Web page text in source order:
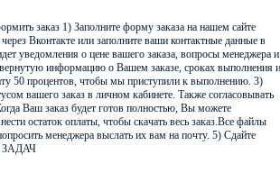
заказ 1) Заполните форму заказа на нашем сайте
Вконтакте или заполните ваши контактные данные в
уведомления о цене вашего заказа, вопросы менеджера и
информацию о Вашем заказе, сроках выполнения и
50 процентов, чтобы мы приступили к выполнению. 3)
вашего заказ в личном кабинете. Также согласовывать
Ваш заказ будет готов полностью, Вы можете
остаток оплаты, чтобы скачать весь заказ.Все файлы
менеджера выслать их вам на почту. 5) Сдайте
ЗАДАЧ